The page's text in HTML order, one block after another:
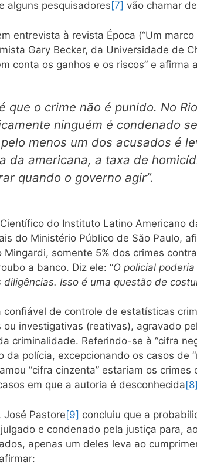
alguns pesquisadores [7] vão chamar
entrevista à revista Época (“Um
Gary Becker, da Universidade de
conta os ganhos e os riscos” e afirma
que o crime não é punido. No
ninguém é condenado
menos um dos acusados é
da americana, a taxa de
quando o governo agir”.
do Instituto Latino Americano
do Ministério Público de São Paulo,
Mingardi, somente 5% dos crimes
a banco. Diz ele: “O policial
Isso é uma questão de
de controle de estatísticas
investigativas (reativas), agravado
criminalidade. Referindo-se à “cifra
polícia, excepcionando os casos de
“cifra cinzenta” estariam os crimes
em que a autoria é desconhecida[8]
José Pastore[9] concluiu que a
e condenado pela justiça para,
apenas um deles leva ao